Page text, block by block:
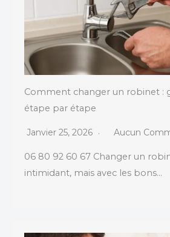
Comment changer un robinet :
étape par étape
Janvier 25, 2026 Aucun
06 80 92 60 67 Changer un
intimidant, mais avec les bons…